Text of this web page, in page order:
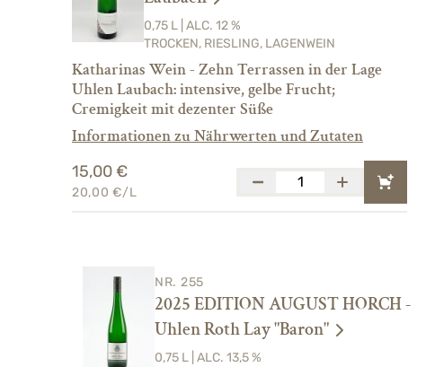
0,75 L | ALC. 12 %
TROCKEN, RIESLING, LAGENWEIN
Katharinas Wein - Zehn Terrassen in der Lage
Uhlen Laubach: intensive, gelbe Frucht;
Cremigkeit mit dezenter Süße
Informationen zu Nährwerten und Zutaten
15,00 €
20,00 €/L
NR. 255
2025 EDITION AUGUST HORCH -
Uhlen Roth Lay "Baron"
0,75 L | ALC. 13,5 %